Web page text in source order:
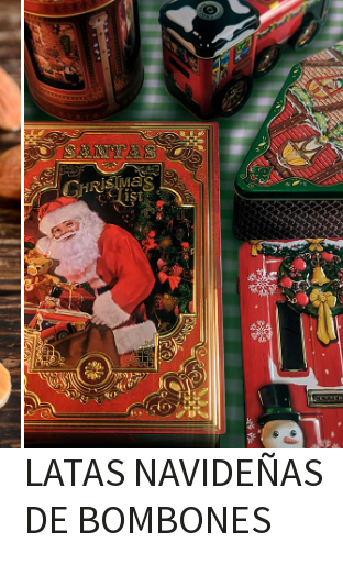
LATAS NAVIDEÑAS
DE BOMBONES